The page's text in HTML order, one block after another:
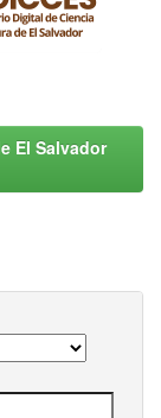
El Salvador